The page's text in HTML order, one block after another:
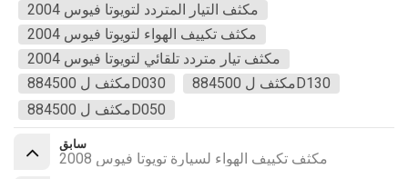
مكثف التيار المتردد لتويوتا فيوس 2004
مكثف تكييف الهواء لتويوتا فيوس 2004
مكثف تيار متردد تلقائي لتويوتا فيوس 2004
مكثف ل 884500D030
مكثف ل 884500D130
مكثف ل 884500D050
سابق
مكثف تكييف الهواء لسيارة تويوتا فيوس 2008